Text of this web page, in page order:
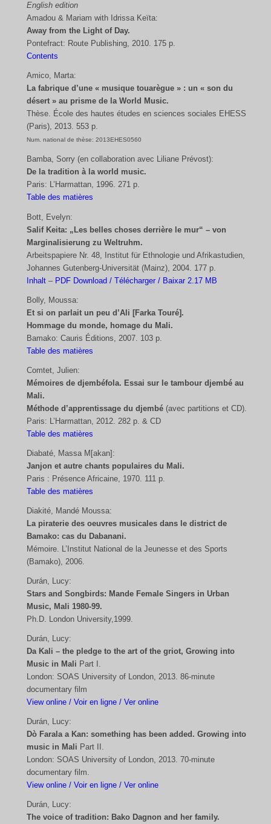
English edition
Amadou & Mariam with Idrissa Keïta:
Away from the Light of Day.
Pontefract: Route Publishing, 2010. 175 p.
Contents
Amico, Marta:
La fabrique d’une « musique touarègue » : un « son du
désert » au prisme de la World Music.
Thèse. École des hautes études en sciences sociales EHESS
(Paris), 2013. 553 p.
Num. national de thèse: 2013EHES0560
Bamba, Sorry (en collaboration avec Liliane Prévost):
De la tradition à la world music.
Paris: L’Harmattan, 1996. 271 p.
Table des matières
Bott, Evelyn:
Salif Keita: „Les belles choses derrière le mur“ – von
Marginalisierung zu Weltruhm.
Arbeitspapiere Nr. 48, Institut für Ethnologie und Afrikastudien,
Johannes Gutenberg-Universität (Mainz), 2004. 177 p.
Inhalt– PDF Download / Télécharger / Baixar 2.17 MB
Bolly, Moussa:
Et si on parlait un peu d’Ali [Farka Touré].
Hommage du monde, homage du Mali.
Bamako: Cauris Éditions, 2007. 103 p.
Table des matières
Comtet, Julien:
Mémoires de djembéfola. Essai sur le tambour djembé au
Mali.
Méthode d’apprentissage du djembé(avec partitions et CD).
Paris: L’Harmattan, 2012. 282 p. & CD
Table des matières
Diabaté, Massa M[akan]:
Janjon et autre chants populaires du Mali.
Paris : Présence Africaine, 1970. 111 p.
Table des matières
Diakité, Mandé Moussa:
La piraterie des oeuvres musicales dans le district de
Bamako: cas du Dabanani.
Mémoire. L’Institut National de la Jeunesse et des Sports
(Bamako), 2006.
Durán, Lucy:
Stars and Songbirds: Mande Female Singers in Urban
Music, Mali 1980-99.
Ph.D. London University,1999.
Durán, Lucy:
Da Kali – the pledge to the art of the griot, Growing into
Music in Mali Part I.
London: SOAS University of London, 2013. 86-minute
documentary film
View online / Voir en ligne / Ver online
Durán, Lucy:
Dò Farala a Kan: something has been added. Growing into
music in Mali Part II.
London: SOAS University of London, 2013. 70-minute
documentary film.
View online / Voir en ligne / Ver online
Durán, Lucy:
The voice of tradition: Bako Dagnon and her family.